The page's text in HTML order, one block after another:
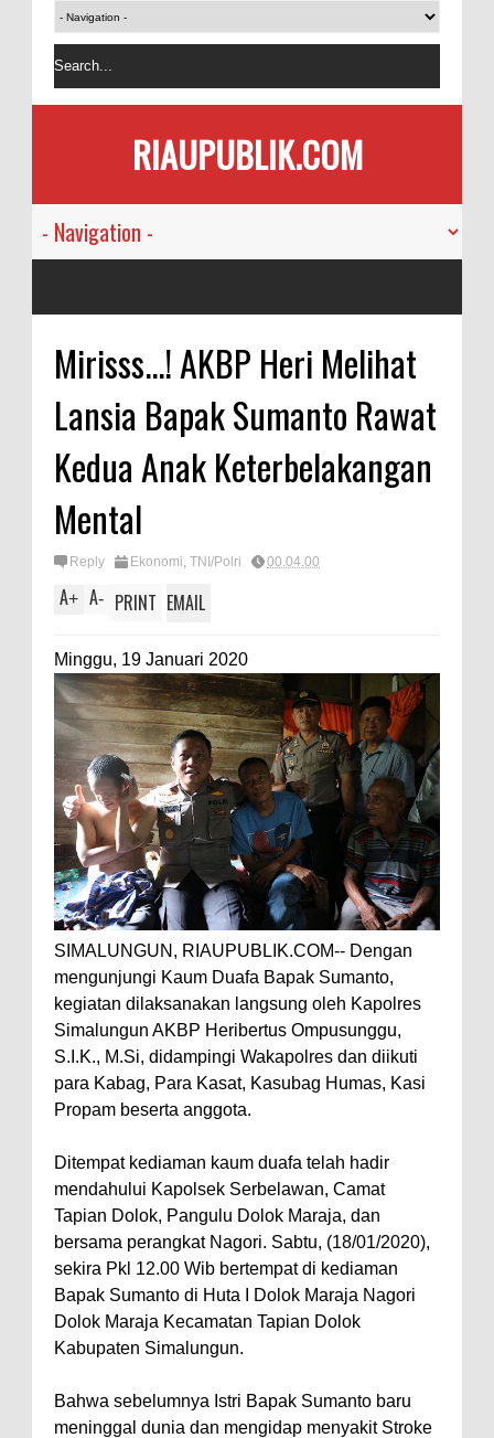
RIAUPUBLIK.COM
Mirisss...! AKBP Heri Melihat
Lansia Bapak Sumanto Rawat
Kedua Anak Keterbelakangan
Mental
Reply Ekonomi, TNI/Polri 00.04.00
A+ A- PRINT EMAIL
Minggu, 19 Januari 2020
SIMALUNGUN, RIAUPUBLIK.COM-- Dengan
mengunjungi Kaum Duafa Bapak Sumanto,
kegiatan dilaksanakan langsung oleh Kapolres
Simalungun AKBP Heribertus Ompusunggu,
S.I.K., M.Si, didampingi Wakapolres dan diikuti
para Kabag, Para Kasat, Kasubag Humas, Kasi
Propam beserta anggota.
Ditempat kediaman kaum duafa telah hadir
mendahului Kapolsek Serbelawan, Camat
Tapian Dolok, Pangulu Dolok Maraja, dan
bersama perangkat Nagori. Sabtu, (18/01/2020),
sekira Pkl 12.00 Wib bertempat di kediaman
Bapak Sumanto di Huta I Dolok Maraja Nagori
Dolok Maraja Kecamatan Tapian Dolok
Kabupaten Simalungun.
Bahwa sebelumnya Istri Bapak Sumanto baru
meninggal dunia dan mengidap menyakit Stroke